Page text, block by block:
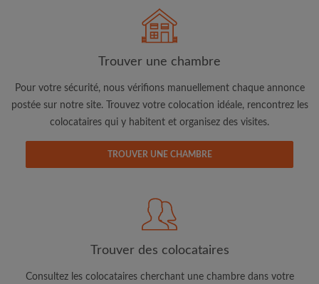
Adresse email
J'ai lu, compris et accepte les
Conditions d'utilisation
et ai pris connaissance de la
CRÉER PROFIL
Trouver une chambre
Pour votre sécurité, nous vérifions manuellement chaque annonce
postée sur notre site. Trouvez votre colocation idéale, rencontrez les
colocataires qui y habitent et organisez des visites.
TROUVER UNE CHAMBRE
Trouver des colocataires
Consultez les colocataires cherchant une chambre dans votre